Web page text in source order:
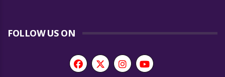
FOLLOW US ON